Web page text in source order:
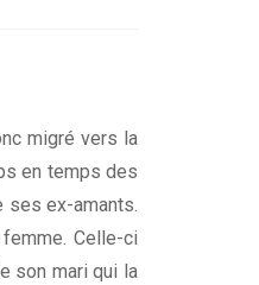
migré vers la
en temps des
ses ex-amants.
Celle-ci
son mari qui la